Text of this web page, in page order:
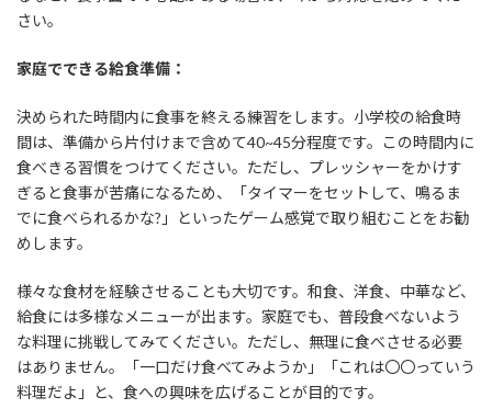
さい。
家庭でできる給食準備：
決められた時間内に食事を終える練習をします。小学校の給食時
間は、準備から片付けまで含めて40~45分程度です。この時間内に
食べきる習慣をつけてください。ただし、プレッシャーをかけす
ぎると食事が苦痛になるため、「タイマーをセットして、鳴るま
でに食べられるかな?」といったゲーム感覚で取り組むことをお勧
めします。
様々な食材を経験させることも大切です。和食、洋食、中華など、
給食には多様なメニューが出ます。家庭でも、普段食べないよう
な料理に挑戦してみてください。ただし、無理に食べさせる必要
はありません。「一口だけ食べてみようか」「これは〇〇っていう
料理だよ」と、食への興味を広げることが目的です。